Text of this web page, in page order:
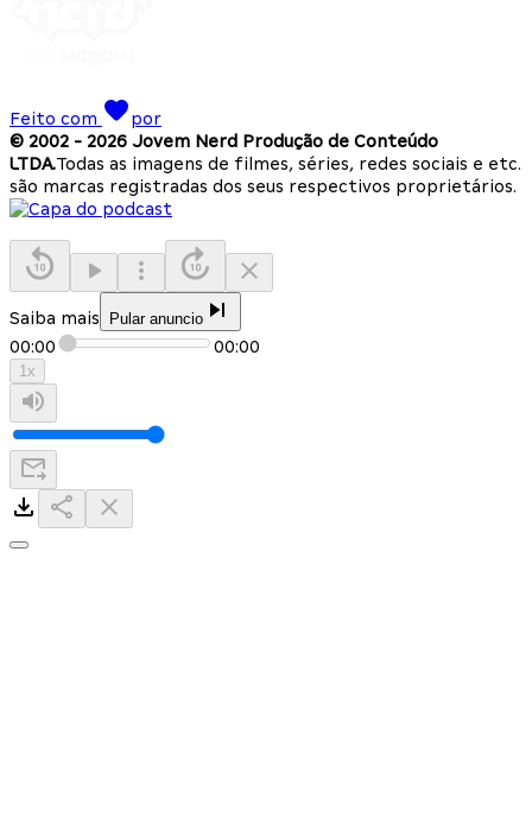
Feito com
por
© 2002 - 2026 Jovem Nerd Produção de Conteúdo
LTDA.Todas as imagens de filmes, séries, redes sociais e etc.
são marcas registradas dos seus respectivos proprietários.
Saiba mais Pular anuncio
00:00 00:00
1x